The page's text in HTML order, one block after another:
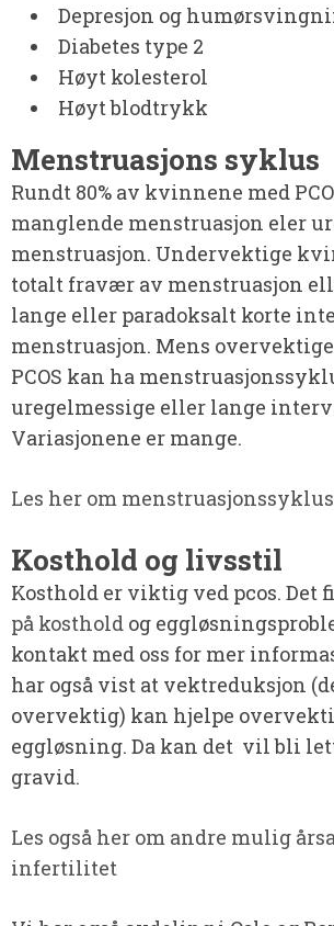
Depresjon og
Diabetes type 2
Høyt kolesterol
Høyt blodtrykk
Menstruasjons syklus
Rundt 80% av kvinnene med
manglende menstruasjon eler
menstruasjon. Undervektige
totalt fravær av menstruasjon
lange eller paradoksalt korte
menstruasjon. Mens
PCOS kan ha
uregelmessige eller lange
Variasjonene er mange.
Les her om
Kosthold og livsstil
Kosthold er viktig ved pcos. Det
på kosthold og
kontakt med oss for mer
har også vist at vektreduksjon
overvektig) kan hjelpe
eggløsning. Da kan det vil bli
gravid.
Les også her om andre mulig
infertilitet